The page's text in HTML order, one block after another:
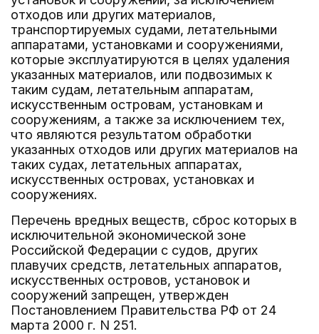
отходов или других материалов,
транспортируемых судами, летательными
аппаратами, установками и сооружениями,
которые эксплуатируются в целях удаления
указанных материалов, или подвозимых к
таким судам, летательным аппаратам,
искусственным островам, установкам и
сооружениям, а также за исключением тех,
что являются результатом обработки
указанных отходов или других материалов на
таких судах, летательных аппаратах,
искусственных островах, установках и
сооружениях.
Перечень вредных веществ, сброс которых в
исключительной экономической зоне
Российской Федерации с судов, других
плавучих средств, летательных аппаратов,
искусственных островов, установок и
сооружений запрещен, утвержден
Постановлением Правительства РФ от 24
марта 2000 г. N 251.